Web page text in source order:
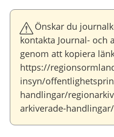
Önskar du
kontakta Journal- och
genom att kopiera
https://
insyn/
handlingar/
arkiverade-handlingar/